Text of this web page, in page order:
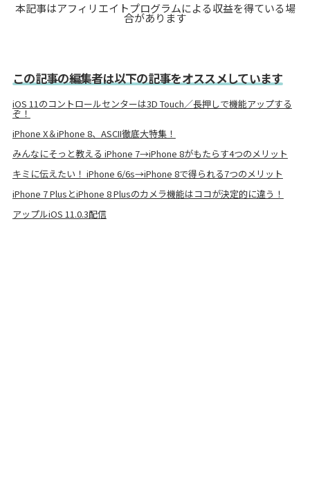
本記事はアフィリエイトプログラムによる収益を得ている場
合があります
この記事の編集者は以下の記事をオススメしています
iOS 11のコントロールセンターは3D Touch／長押しで機能アップする
ぞ！
iPhone X＆iPhone 8、ASCII徹底大特集！
みんなにそっと教える iPhone 7→iPhone 8がもたらす4つのメリット
キミに伝えたい！ iPhone 6/6s→iPhone 8で得られる7つのメリット
iPhone 7 PlusとiPhone 8 Plusのカメラ機能はココが決定的に違う！
アップルiOS 11.0.3配信